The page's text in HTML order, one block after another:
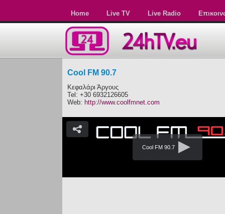
Home Live TV Live Radio
Cool FM 90.7
Κεφαλάρι Άργους
Tel: +30 6932126605
Web: http://www.coolfmnet.com
Cool FM 90.7